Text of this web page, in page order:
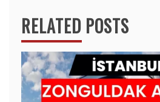
RELATED POSTS